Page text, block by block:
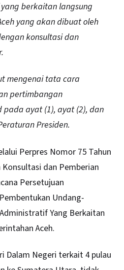
berkaitan langsung
yang akan dibuat oleh
konsultasi dan
mengenai tata cara
pertimbangan
ayat (1), ayat (2), dan
Presiden.
Perpres Nomor 75 Tahun
dan Pemberian
Persetujuan
Undang-
Yang Berkaitan
Aceh.
Dalam Negeri terkait 4 pulau